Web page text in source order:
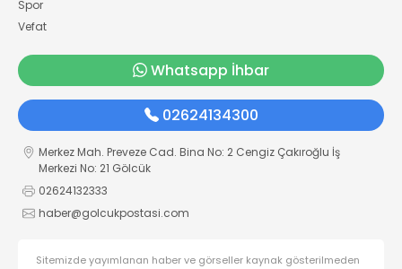
Spor
Vefat
Whatsapp İhbar
02624134300
Merkez Mah. Preveze Cad. Bina No: 2 Cengiz Çakıroğlu İş
Merkezi No: 21 Gölcük
02624132333
haber@golcukpostasi.com
Sitemizde yayımlanan haber ve görseller kaynak gösterilmeden